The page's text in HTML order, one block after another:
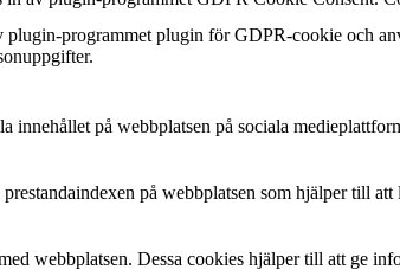
plugin-programmet plugin för GDPR-cookie och
på webbplatsen på sociala
på webbplatsen som hjälper till
webbplatsen. Dessa cookies hjälper till att ge